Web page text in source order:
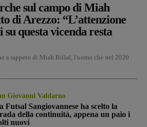
sul campo di Miah
di Arezzo: “L’attenzione
questa vicenda resta
a tappeto di Miah Billal, l'uomo che nel 2020
Giovanni Valdarno
Futsal Sangiovannese ha scelto la
della continuità, appena un paio i
nuovi